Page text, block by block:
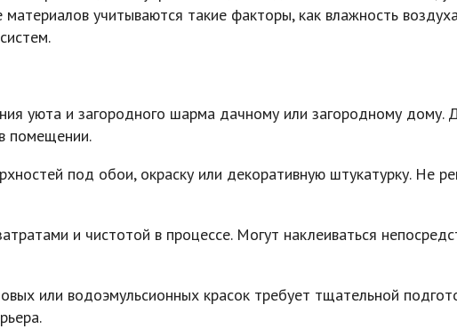
учитываются такие факторы, как влажность
уюта и загородного шарма дачному или загородному дому.
помещении.
под обои, окраску или декоративную штукатурку. Не
и чистотой в процессе. Могут наклеиваться
или водоэмульсионных красок требует тщательной